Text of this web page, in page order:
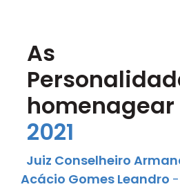
As
homenagear
2021
Juiz Conselheiro
Acácio Gomes Leandro -